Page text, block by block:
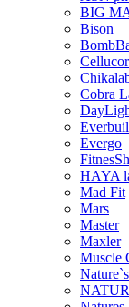
BIG
Bison
Cellucor
Cobra
Evergo
HAYA
Mad Fit
Mars
Master
Maxler
Muscle